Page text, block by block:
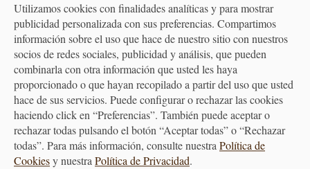
ATENCIÓN
AL CLIENTE
PREMIAMOS TUS COMPRAS
Consigue puntos en tus compras
Utilizamos cookies con finalidades analíticas y para mostrar
publicidad personalizada con sus preferencias. Compartimos
información sobre el uso que hace de nuestro sitio con nuestros
socios de redes sociales, publicidad y análisis, que pueden
combinarla con otra información que usted les haya
proporcionado o que hayan recopilado a partir del uso que usted
hace de sus servicios. Puede configurar o rechazar las cookies
haciendo click en “Preferencias”. También puede aceptar o
rechazar todas pulsando el botón “Aceptar todas” o “Rechazar
todas”. Para más información, consulte nuestraPolítica de
Cookiesy nuestraPolítica de Privacidad.